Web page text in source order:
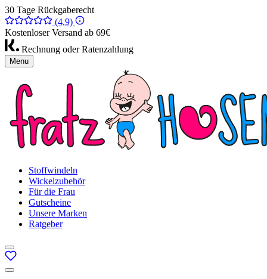
30 Tage Rückgaberecht
(4,9)
Kostenloser Versand ab 69€
Rechnung oder Ratenzahlung
Menu
Stoffwindeln
Wickelzubehör
Für die Frau
Gutscheine
Unsere Marken
Ratgeber